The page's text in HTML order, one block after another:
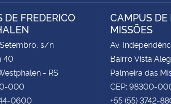
DE FREDERICO
s/n
40
- RS
000
0600
CAMPUS DE
MISSÕES
Av.
Bairro Vista
Palmeira das
CEP: 98300-
+55 (55) 3742-